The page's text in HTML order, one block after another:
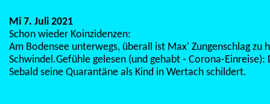
Mi 7. Juli 2021
Schon wieder Koinzidenzen:
Am Bodensee unterwegs, überall ist Max' Zungenschlag zu
Schwindel.Gefühle gelesen (und gehabt - Corona-Einreise):
Sebald seine Quarantäne als Kind in Wertach schildert.